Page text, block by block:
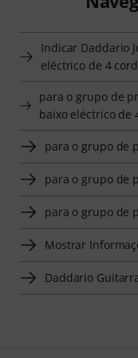
Indicar Daddario
eléctrico de 4
para o grupo de
baixo eléctrico de
para o grupo de
para o grupo de
para o grupo de
Mostrar
Daddario